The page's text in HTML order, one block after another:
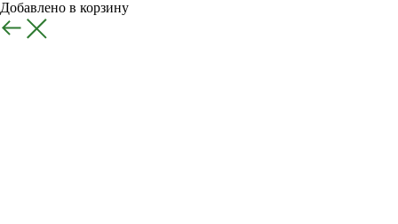
Добавлено в корзину
Назад